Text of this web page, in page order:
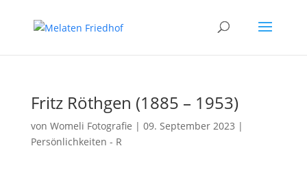
Fritz Röthgen (1885 – 1953)
von Womeli Fotografie | 09. September 2023 |
Persönlichkeiten - R